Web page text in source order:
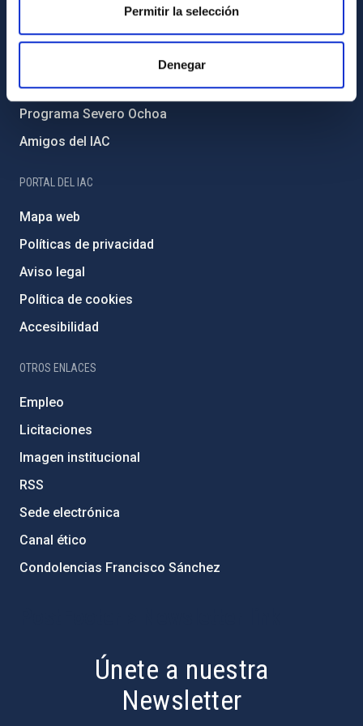
Permitir la selección
Denegar
Medio Ambiente y Sostenibilidad
Proyectos institucionales
Financiación externa
Programa Severo Ochoa
Amigos del IAC
PORTAL DEL IAC
Mapa web
Políticas de privacidad
Aviso legal
Política de cookies
Accesibilidad
OTROS ENLACES
Empleo
Licitaciones
Imagen institucional
RSS
Sede electrónica
Canal ético
Condolencias Francisco Sánchez
Únete a nuestra
Newsletter